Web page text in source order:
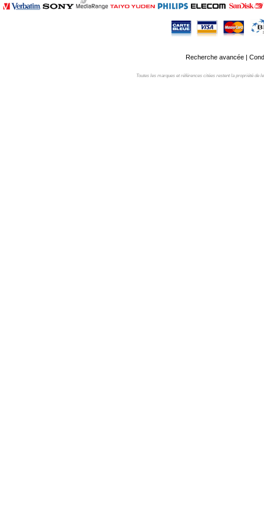
Recherche avancée|
Toutes les marques et références citées restent la propriété de